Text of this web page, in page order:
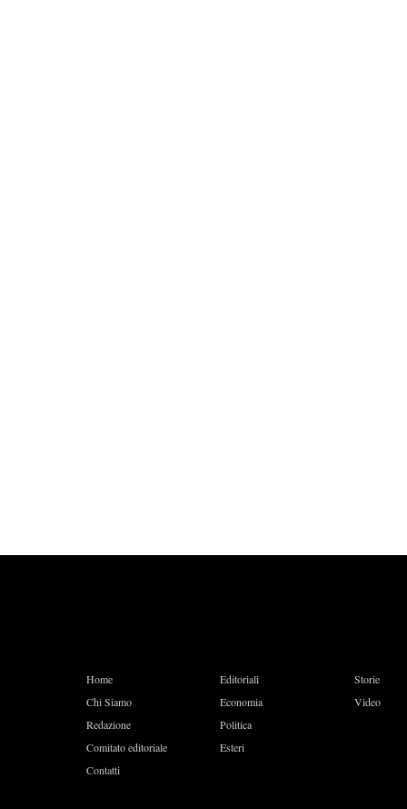
Home
Chi Siamo
Redazione
Comitato editoriale
Contatti
Editoriali
Economia
Politica
Esteri
Storie
Video